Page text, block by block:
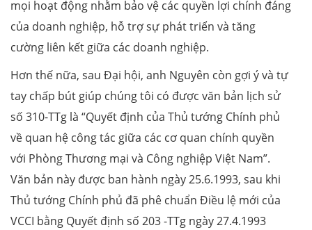
mọi hoạt động nhằm bảo vệ các quyền lợi chính đáng
của doanh nghiệp, hỗ trợ sự phát triển và tăng
cường liên kết giữa các doanh nghiệp.
Hơn thế nữa, sau Đại hội, anh Nguyên còn gợi ý và tự
tay chấp bút giúp chúng tôi có được văn bản lịch sử
số 310-TTg là “Quyết định của Thủ tướng Chính phủ
về quan hệ công tác giữa các cơ quan chính quyền
với Phòng Thương mại và Công nghiệp Việt Nam”.
Văn bản này được ban hành ngày 25.6.1993, sau khi
Thủ tướng Chính phủ đã phê chuẩn Điều lệ mới của
VCCI bằng Quyết định số 203 -TTg ngày 27.4.1993